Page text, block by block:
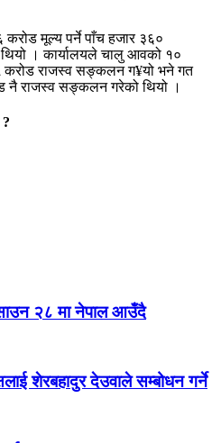
मूल्य पर्ने पाँच हजार ३६०
। कार्यालयले चालु आवको १०
करोड राजस्व सङ्कलन ग¥यो भने गत
नै राजस्व सङ्कलन गरेको थियो ।
२८ मा नेपाल आउँदै
शेरबहादुर देउवाले सम्बोधन गर्ने